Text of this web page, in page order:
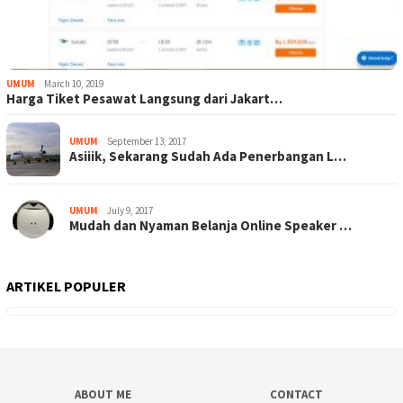
UMUM March 10, 2019
Harga Tiket Pesawat Langsung dari Jakart…
UMUM September 13, 2017
Asiiik, Sekarang Sudah Ada Penerbangan L…
UMUM July 9, 2017
Mudah dan Nyaman Belanja Online Speaker …
ARTIKEL POPULER
ABOUT ME CONTACT